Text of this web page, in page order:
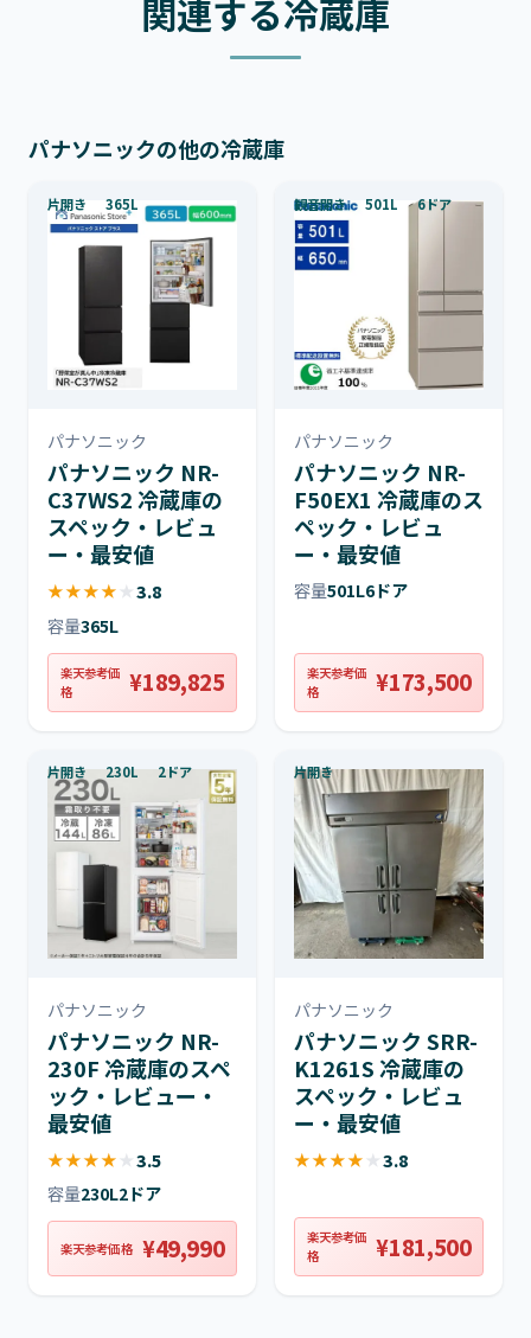
関連する冷蔵庫
パナソニックの他の冷蔵庫
片開き 365L
パナソニック
パナソニック NR-
C37WS2 冷蔵庫の
スペック・レビュ
ー・最安値
★★★★ ★ 3.8
容量365L
楽天参考価
格
¥189,825
観音開き 501L 6ドア
パナソニック
パナソニック NR-
F50EX1 冷蔵庫のス
ペック・レビュ
ー・最安値
容量501L6ドア
楽天参考価
格
¥173,500
片開き 230L 2ドア
パナソニック
パナソニック NR-
230F 冷蔵庫のスペ
ック・レビュー・
最安値
★★★★ ★ 3.5
容量230L2ドア
楽天参考価格 ¥49,990
片開き
パナソニック
パナソニック SRR-
K1261S 冷蔵庫の
スペック・レビュ
ー・最安値
★★★★ ★ 3.8
楽天参考価
格
¥181,500